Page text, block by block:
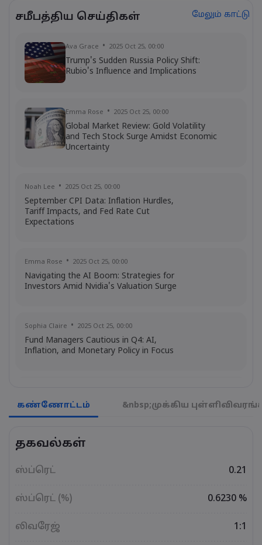
Shares
BofA Securities forecast S&P 500 to hit
record 5,000 in 2024
சமீபத்திய செய்திகள் மேலும் காட்டு
Ava Grace 2025 Oct 25, 00:00
Trump's Sudden Russia Policy Shift:
Rubio's Influence and Implications
Emma Rose 2025 Oct 25, 00:00
Global Market Review: Gold Volatility
and Tech Stock Surge Amidst Economic
Uncertainty
Noah Lee 2025 Oct 25, 00:00
September CPI Data: Inflation Hurdles,
Tariff Impacts, and Fed Rate Cut
Expectations
Emma Rose 2025 Oct 25, 00:00
Navigating the AI Boom: Strategies for
Investors Amid Nvidia's Valuation Surge
Sophia Claire 2025 Oct 25, 00:00
Fund Managers Cautious in Q4: AI,
Inflation, and Monetary Policy in Focus
US Government Shutdown Threatens
October Inflation Data Release
US-EU Relations: Russia Sanctions Unite
Emma Rose
BOJ Warns of Japan Stock Market
கண்ணோட்டம் &nbsp;முக்கிய
தகவல்கள்
ஸ்ப்ரெட் 0.21
ஸ்ப்ரெட் (%) 0.6230 %
லிவரேஜ் 1:1